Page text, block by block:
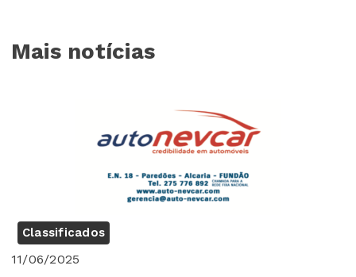
Mais notícias
Classificados
11/06/2025